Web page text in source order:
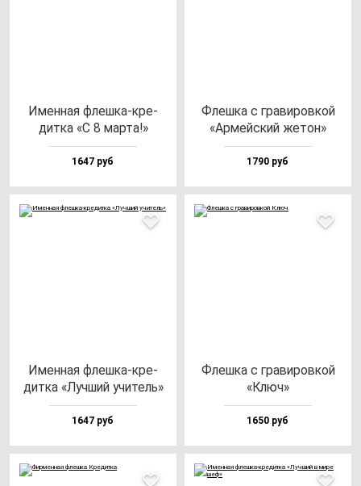
Имен­ная флеш­ка-кре­
дит­ка «С 8 мар­та!»
1647 руб
Флеш­ка с гра­ви­ров­кой
«Армей­ский же­тон»
1790 руб
Имен­ная флеш­ка-кре­
дит­ка «Луч­ший учи­тель»
1647 руб
Флеш­ка с гра­ви­ров­кой
«Ключ»
1650 руб